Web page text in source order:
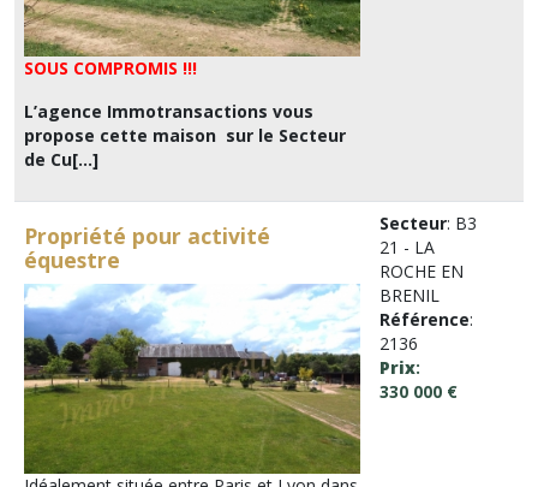
SOUS COMPROMIS !!!
L’agence Immotransactions vous
propose cette maison sur le Secteur
de Cu[...]
Propriété pour activité
équestre
Secteur: B3
21 - LA
ROCHE EN
BRENIL
Référence:
2136
Prix:
330 000 €